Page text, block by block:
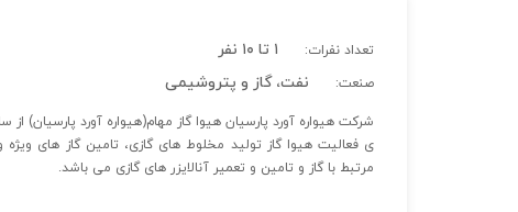
تعداد نفرات: ۱ تا ۱۰ نفر
صنعت: نفت، گاز و پتروشیمی
ی فعالیت هیوا گاز تولید مخلوط های گازی، تامین گاز های ویژه
مرتبط با گاز و تامین و تعمیر آنالایزر های گازی می باشد.